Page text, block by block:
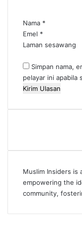
Nama *
Emel *
Laman sesawang
Simpan nama,
pelayar ini apabila
Muslim Insiders is
empowering the
community,